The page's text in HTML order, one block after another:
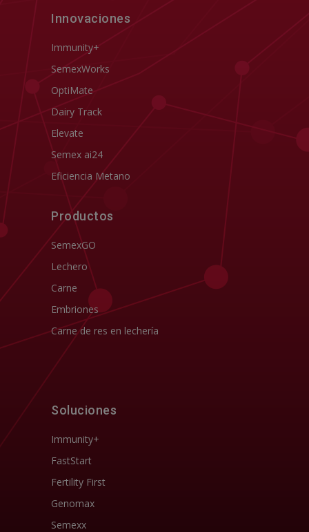
Innovaciones
Immunity+
SemexWorks
OptiMate
Dairy Track
Elevate
Semex ai24
Eficiencia Metano
Productos
SemexGO
Lechero
Carne
Embriones
Carne de res en lechería
Soluciones
Immunity+
FastStart
Fertility First
Genomax
Semexx